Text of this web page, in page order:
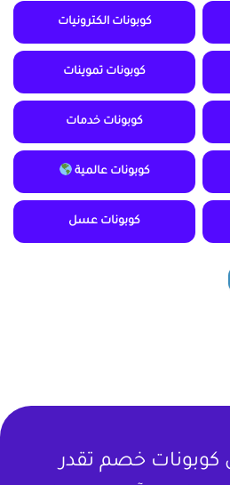
كوبونات الكترونيات
كوبونات تموينات
كوبونات خدمات
كوبونات عالمية
كوبونات عسل
خصم تقدر